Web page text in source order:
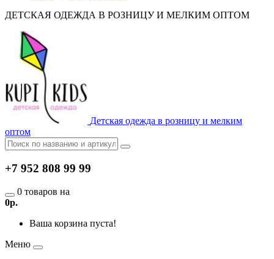
ДЕТСКАЯ ОДЕЖДА В РОЗНИЦУ И МЕЛКИМ ОПТОМ
Детская одежда в розницу и мелким
оптом
+7 952 808 99 99
0 товаров на
0р.
Ваша корзина пуста!
Меню